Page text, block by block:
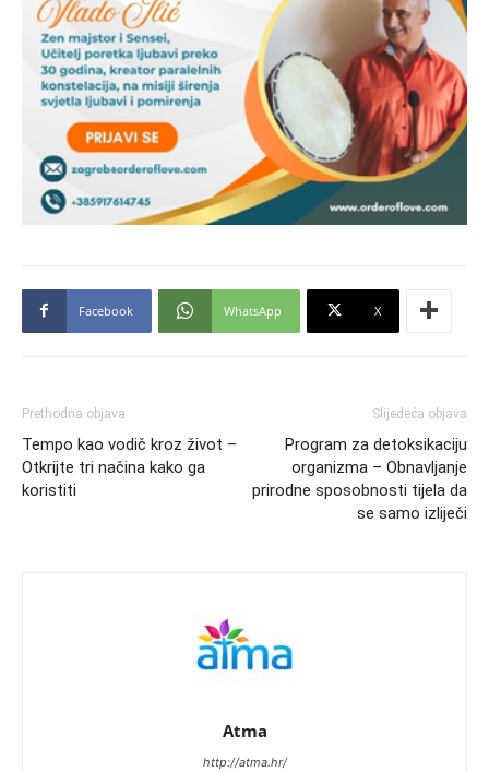
Facebook WhatsApp X
Prethodna objava
Tempo kao vodič kroz život –
Otkrijte tri načina kako ga
koristiti
Slijedeća objava
Program za detoksikaciju
organizma – Obnavljanje
prirodne sposobnosti tijela da
se samo izliječi
Atma
http://atma.hr/